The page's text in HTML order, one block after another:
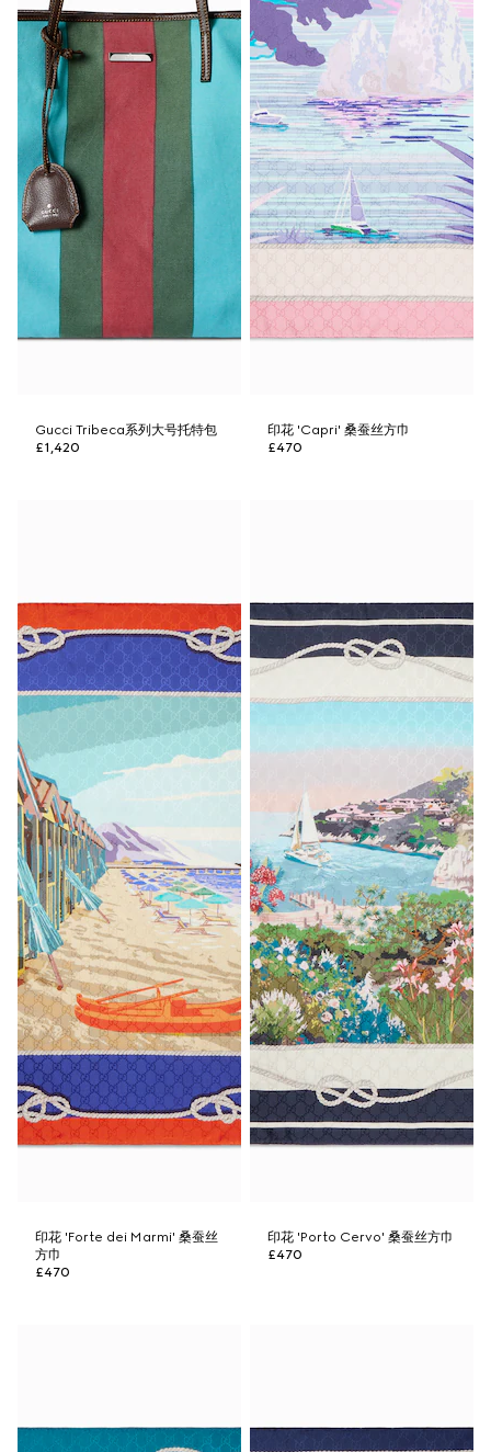
Gucci Tribeca系列大号托特包
£1,420
印花 'Capri' 桑蚕丝方巾
£470
印花 'Forte dei Marmi' 桑蚕丝
方巾
£470
印花 'Porto Cervo' 桑蚕丝方巾
£470